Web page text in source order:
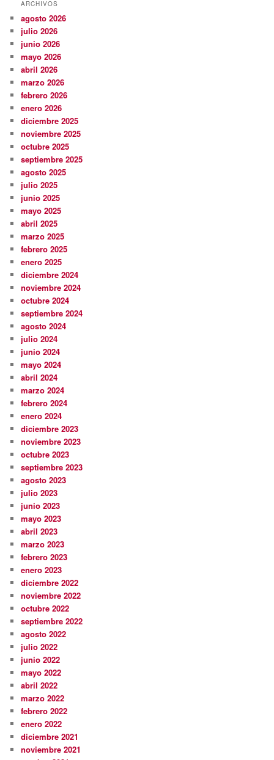
ARCHIVOS
agosto 2026
julio 2026
junio 2026
mayo 2026
abril 2026
marzo 2026
febrero 2026
enero 2026
diciembre 2025
noviembre 2025
octubre 2025
septiembre 2025
agosto 2025
julio 2025
junio 2025
mayo 2025
abril 2025
marzo 2025
febrero 2025
enero 2025
diciembre 2024
noviembre 2024
octubre 2024
septiembre 2024
agosto 2024
julio 2024
junio 2024
mayo 2024
abril 2024
marzo 2024
febrero 2024
enero 2024
diciembre 2023
noviembre 2023
octubre 2023
septiembre 2023
agosto 2023
julio 2023
junio 2023
mayo 2023
abril 2023
marzo 2023
febrero 2023
enero 2023
diciembre 2022
noviembre 2022
octubre 2022
septiembre 2022
agosto 2022
julio 2022
junio 2022
mayo 2022
abril 2022
marzo 2022
febrero 2022
enero 2022
diciembre 2021
noviembre 2021